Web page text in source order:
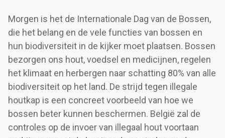
Morgen is het de Internationale Dag van de Bossen,
die het belang en de vele functies van bossen en
hun biodiversiteit in de kijker moet plaatsen. Bossen
bezorgen ons hout, voedsel en medicijnen, regelen
het klimaat en herbergen naar schatting 80% van alle
biodiversiteit op het land. De strijd tegen illegale
houtkap is een concreet voorbeeld van hoe we
bossen beter kunnen beschermen. België zal de
controles op de invoer van illegaal hout voortaan